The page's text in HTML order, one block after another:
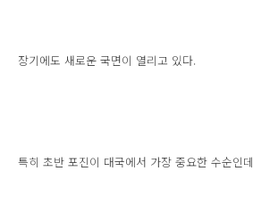
장기에도 새로운 국면이 열리고 있다.
특히 초반 포진이 대국에서 가장 중요한 수순인데